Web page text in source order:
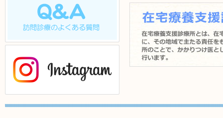
Q & A